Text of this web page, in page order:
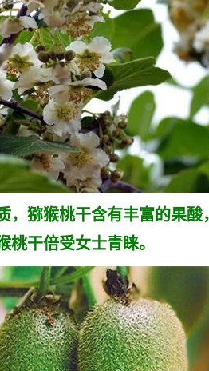
猕猴桃干含有丰富的果
干倍受女士青睐。